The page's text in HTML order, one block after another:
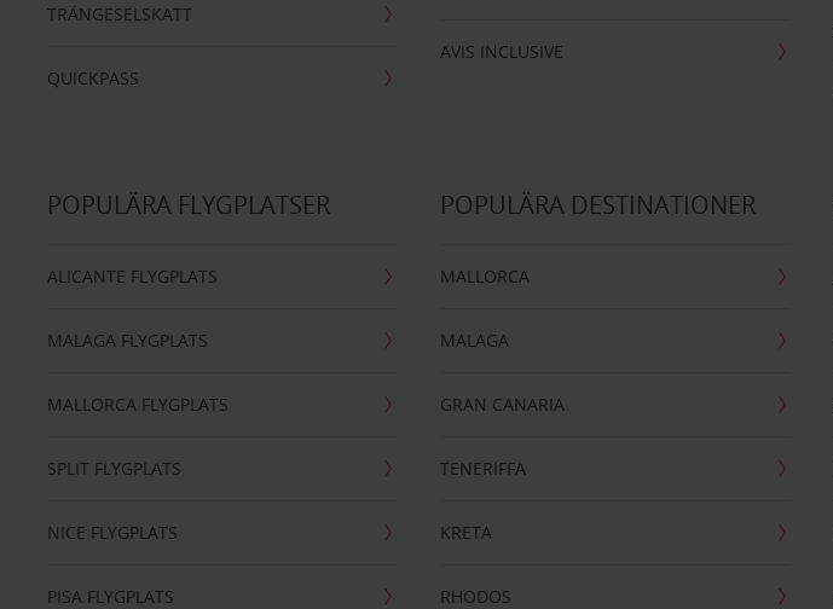
TRÄNGESELSKATT
QUICKPASS
AVIS INCLUSIVE
POPULÄRA FLYGPLATSER
ALICANTE FLYGPLATS
MALAGA FLYGPLATS
MALLORCA FLYGPLATS
SPLIT FLYGPLATS
NICE FLYGPLATS
PISA FLYGPLATS
POPULÄRA DESTINATIONER
MALLORCA
MALAGA
GRAN CANARIA
TENERIFFA
KRETA
RHODOS